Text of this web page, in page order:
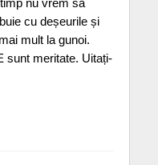
cu deșeurile și
mult la gunoi.
sunt meritate. Uitați-